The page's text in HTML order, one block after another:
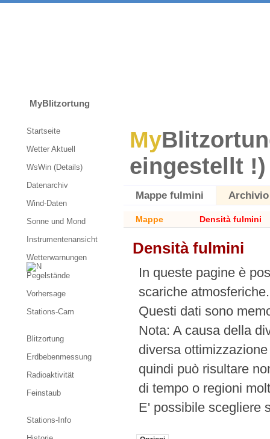
MyBlitzortung
My
eingestellt !)
Mappe fulmini Archivio
Mappe Densità fulmini
Densità fulmini
In queste pagine è
scariche atmosferiche.
Questi dati sono
Nota: A causa della
diversa
quindi può risultare
di tempo o regioni
E' possibile scegliere
Startseite
Wetter Aktuell
WsWin (Details)
Datenarchiv
Wind-Daten
Sonne und Mond
Instrumentenansicht
Wetterwarnungen
Pegelstände
Vorhersage
Stations-Cam
Blitzortung
Erdbebenmessung
Radioaktivität
Feinstaub
Stations-Info